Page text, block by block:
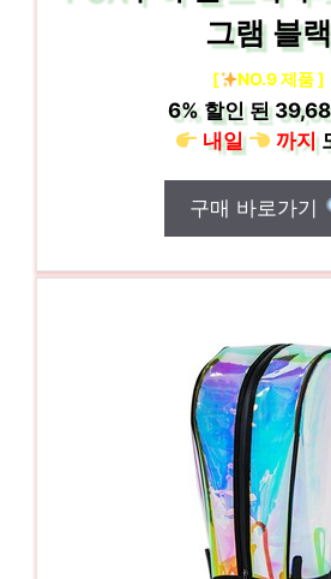
그램 블랙
[ NO.9 제품 ]
6%할인 된
내일
까지
구매 바로가기